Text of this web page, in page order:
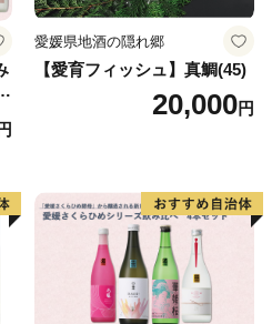
愛媛県地酒の隠れ郷
【愛育フィッシュ】真鯛(45)
20,000円